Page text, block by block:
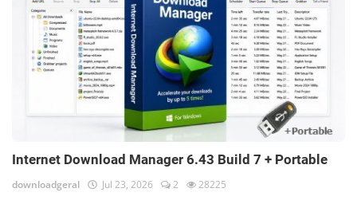
Internet Download Manager 6.43 Build 7 + Portable
downloadgeral Jul 23, 2026 2 28225